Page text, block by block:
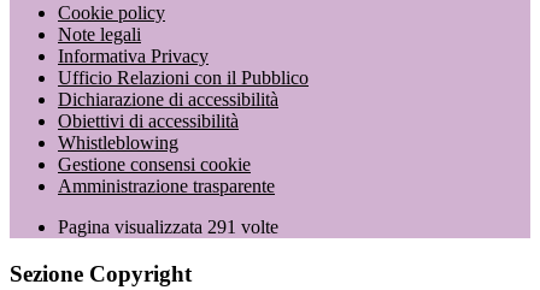
Cookie policy
Note legali
Informativa Privacy
Ufficio Relazioni con il Pubblico
Dichiarazione di accessibilità
Obiettivi di accessibilità
Whistleblowing
Gestione consensi cookie
Amministrazione trasparente
Pagina visualizzata 291 volte
Sezione Copyright